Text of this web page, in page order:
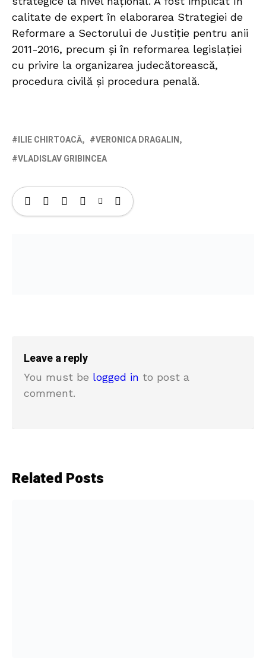
calitate de expert în elaborarea Strategiei de
Reformare a Sectorului de Justiție pentru anii
2011-2016, precum și în reformarea legislației
cu privire la organizarea judecătorească,
procedura civilă și procedura penală.
ILIE CHIRTOACĂ
VERONICA DRAGALIN
VLADISLAV GRIBINCEA
Leave a reply
You must be logged in to post a
comment.
Related Posts